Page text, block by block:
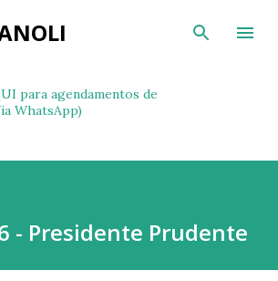
para o conteúdo principal
para agendamentos de
WhatsApp)
- Presidente Prudente